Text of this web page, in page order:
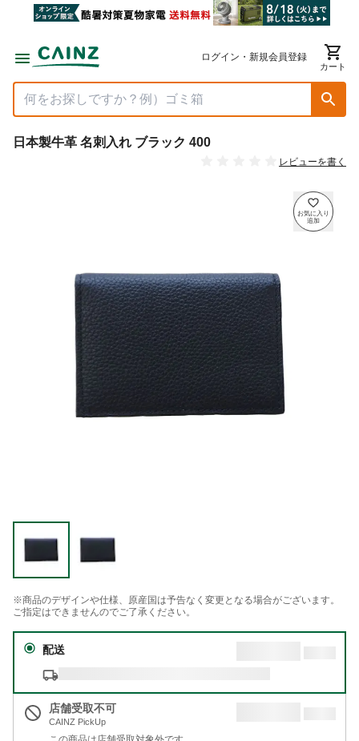
ログイン・新規会員登録
カート
日本製牛革 名刺入れ ブラック 400
レビューを書く
※商品のデザインや仕様、原産国は予告なく変更となる場合がございます。
ご指定はできませんのでご了承ください。
配送
店舗受取不可
CAINZ PickUp